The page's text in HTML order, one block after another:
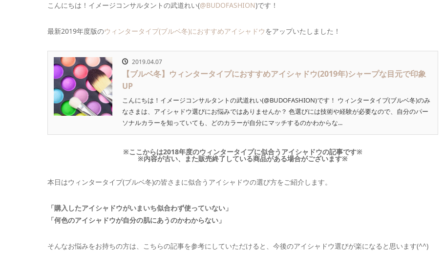
こんにちは！イメージコンサルタントの武道れい(@BUDOFASHION)です！
最新2019年度版のウィンタータイプ(ブルベ冬)におすすめアイシャドウをアップいたしました！
2019.04.07
【ブルベ冬】ウィンタータイプにおすすめアイシャドウ(2019年)シャープな目元で印象
UP
こんにちは！イメージコンサルタントの武道れい(@BUDOFASHION)です！ ウィンタータイプ(ブルベ冬)のみ
なさまは、アイシャドウ選びにお悩みではありませんか？ 色選びには技術や経験が必要なので、自分のパー
ソナルカラーを知っていても、どのカラーが自分にマッチするのかわからな...
※ここからは2018年度のウィンタータイプに似合うアイシャドウの記事です※
※内容が古い、また販売終了している商品がある場合がございます※
本日はウィンタータイプ(ブルベ冬)の皆さまに似合うアイシャドウの選び方をご紹介します。
「購入したアイシャドウがいまいち似合わず使っていない」
「何色のアイシャドウが自分の肌にあうのかわからない」
そんなお悩みをお持ちの方は、こちらの記事を参考にしていただけると、今後のアイシャドウ選びが楽になると思います(^^)